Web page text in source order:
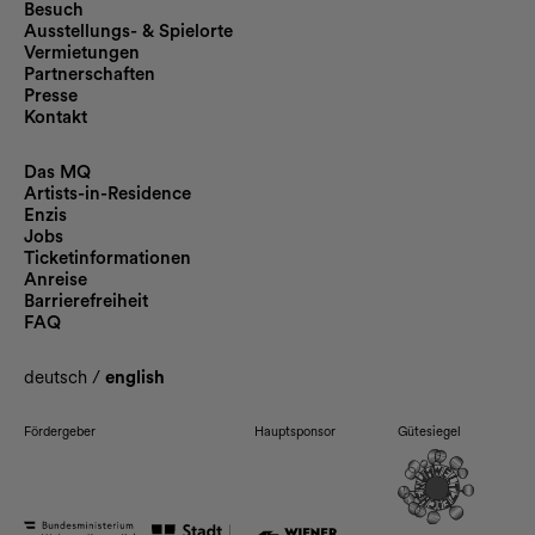
Besuch
Ausstellungs- & Spielorte
Vermietungen
Partnerschaften
Presse
Kontakt
Das MQ
Artists-in-Residence
Enzis
Jobs
Ticketinformationen
Anreise
Barrierefreiheit
FAQ
deutsch / english
Fördergeber Hauptsponsor Gütesiegel